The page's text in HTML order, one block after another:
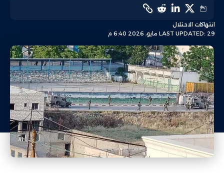
LAST UPDATED: 29 مايو، 2026 6:40 م
انتهاكات الاحتلال